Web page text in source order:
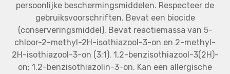
persoonlijke beschermingsmiddelen. Respecteer de
gebruiksvoorschriften. Bevat een biocide
(conserveringsmiddel). Bevat reactiemassa van 5-
chloor-2-methyl-2H-isothiazool-3-on en 2-methyl-
2H-isothiazool-3-on (3:1). 1,2-benzisothiazool-3(2H)-
on; 1,2-benzisothiazolin-3-on. Kan een allergische